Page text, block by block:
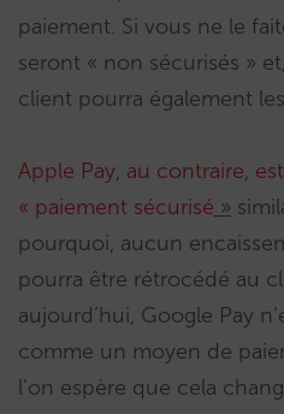
paiement. Si vous ne le
seront « non sécurisés »
client pourra également
Apple Pay, au contraire,
« paiement sécurisé »
pourquoi, aucun
pourra être rétrocédé au
aujourd’hui, Google Pay
comme un moyen de
l’on espère que cela